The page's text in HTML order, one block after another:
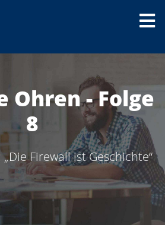
Ohren - Folge
8
Firewall ist Geschichte“